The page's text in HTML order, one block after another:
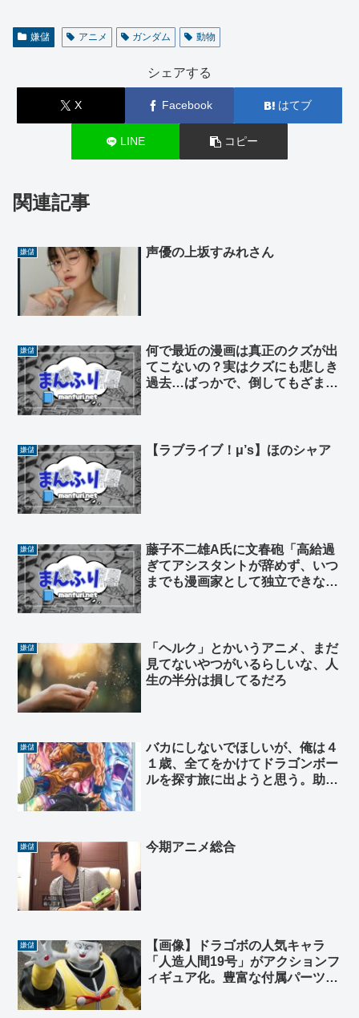
嫌儲 アニメ ガンダム 動物
シェアする
X Facebook はてブ
LINE コピー
関連記事
嫌儲 声優の上坂すみれさん
嫌儲
何で最近の漫画は真正のクズが出
てこないの？実はクズにも悲しき
過去…ばっかで、倒してもざまあ
嫌儲 【ラブライブ！μ’s】ほのシャア
嫌儲
藤子不二雄A氏に文春砲「高給過
ぎてアシスタントが辞めず、いつ
までも漫画家として独立できな
嫌儲
「ヘルク」とかいうアニメ、まだ
見てないやつがいるらしいな、人
生の半分は損してるだろ
嫌儲
バカにしないでほしいが、俺は４
１歳、全てをかけてドラゴンボー
ルを探す旅に出ようと思う。助言
嫌儲 今期アニメ総合
嫌儲
【画像】ドラゴボの人気キャラ
「人造人間19号」がアクションフ
ィギュア化。豊富な付属パーツで